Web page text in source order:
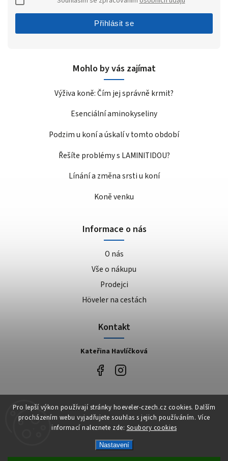
Pro lepší výkon používají stránky hoeveler-czech.cz cookies. Dalším
procházením webu vyjadřujete souhlas s jejich používáním. Více
informací naleznete zde: Soubory cookies
Nastavení
Mohlo by vás zajímat
Výživa koně: Čím jej správně krmit?
Esenciální aminokyseliny
Podzim u koní a úskalí v tomto období
Řešíte problémy s LAMINITIDOU?
Línání a změna srsti u koní
Koně venku
Informace o nás
O nás
Vše o nákupu
Prodejci
Höveler na cestách
Kontakt
Kateřina Havlíčková
Facebook
Přihlásit se